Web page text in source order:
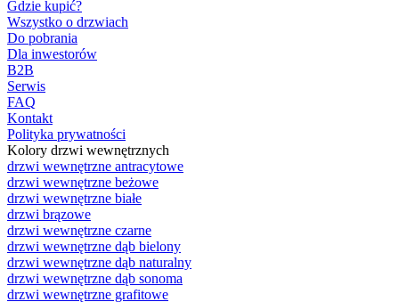
Gdzie kupić?
Wszystko o drzwiach
Do pobrania
Dla inwestorów
B2B
Serwis
FAQ
Kontakt
Polityka prywatności
Kolory drzwi wewnętrznych
drzwi wewnętrzne antracytowe
drzwi wewnętrzne beżowe
drzwi wewnętrzne białe
drzwi brązowe
drzwi wewnętrzne czarne
drzwi wewnętrzne dąb bielony
drzwi wewnętrzne dąb naturalny
drzwi wewnętrzne dąb sonoma
drzwi wewnętrzne grafitowe